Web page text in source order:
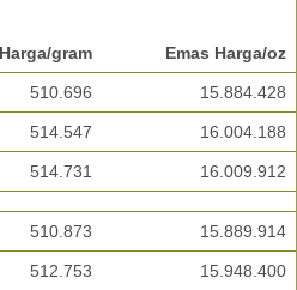
gram Emas Harga/oz
510.696 15.884.428
514.547 16.004.188
514.731 16.009.912
510.873 15.889.914
512.753 15.948.400